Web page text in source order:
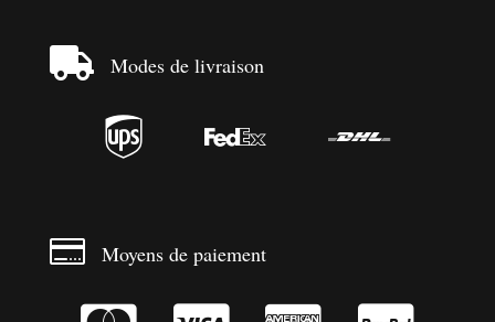
 Modes de livraison
  
 Moyens de paiement